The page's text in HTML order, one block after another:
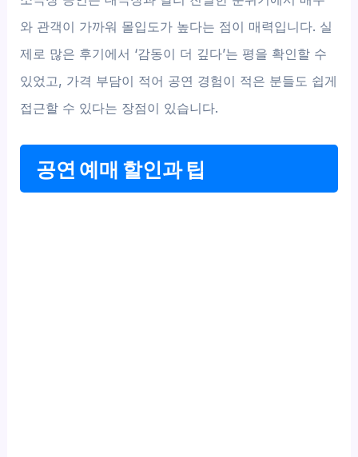
와 관객이 가까워 몰입도가 높다는 점이 매력입니다. 실
제로 많은 후기에서 ‘감동이 더 깊다’는 평을 확인할 수
있었고, 가격 부담이 적어 공연 경험이 적은 분들도 쉽게
접근할 수 있다는 장점이 있습니다.
공연 예매 할인과 팁